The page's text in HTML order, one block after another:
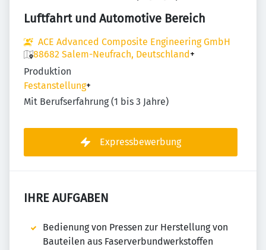
Luftfahrt und Automotive Bereich
ACE Advanced Composite Engineering GmbH
88682 Salem-Neufrach, Deutschland+
Produktion
Festanstellung+
Mit Berufserfahrung (1 bis 3 Jahre)
Expressbewerbung
IHRE AUFGABEN
Bedienung von Pressen zur Herstellung von
Bauteilen aus Faserverbundwerkstoffen